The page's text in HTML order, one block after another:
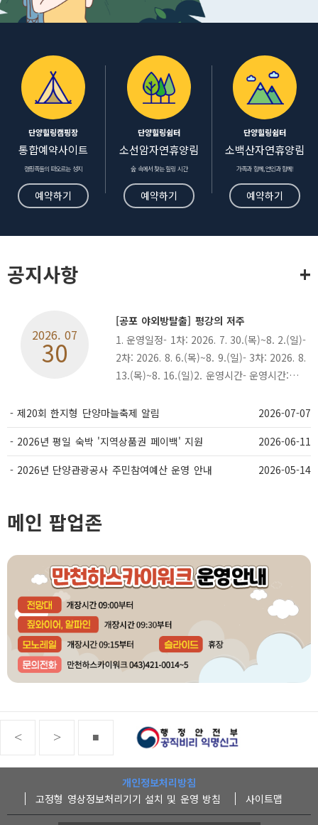
단양힐링캠핑장
통합예약사이트
캠핑족들의 떠오르는 성지
단양힐링쉼터
소선암자연휴양림
숲 속에서 찾는 힐링 시간
단양힐링쉼터
소백산자연휴양림
가족과 함께, 연인과 함께!
공지사항
[공포 야외방탈출] 평강의 저주
1. 운영일정- 1차: 2026. 7. 30.(목)~8. 2.(일)-
2차: 2026. 8. 6.(목)~8. 9.(일)- 3차: 2026. 8.
13.(목)~8. 16.(일)2. 운영시간- 운영시간:
22:30(마지막 타임)3. 참가비용- 1인당 6,000
원(팀당 최대 4인 입장 가능)4. 사전예약: ...
2026. 07
30
제20회 한지형 단양마늘축제 알림
2026-07-07
2026년 평일 숙박 '지역상품권 페이백' 지원
2026-06-11
2026년 단양관광공사 주민참여예산 운영 안내
2026-05-14
메인 팝업존
한국관광공사
■
개인정보처리방침
고정형 영상정보처리기기 설치 및 운영 방침
사이트맵